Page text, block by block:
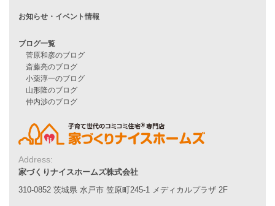
エコハウス
家づくりの流れ
7つのポイント
アフターメンテナンス
平屋をお考えの方へ
二世帯住宅をお考えの方へ
施工事例一覧
家づくりストーリー
Address:
家づくりナイスホームズ株式会社
310-0852 茨城県 水戸市 笠原町245-1 メディカルプラザ 2F